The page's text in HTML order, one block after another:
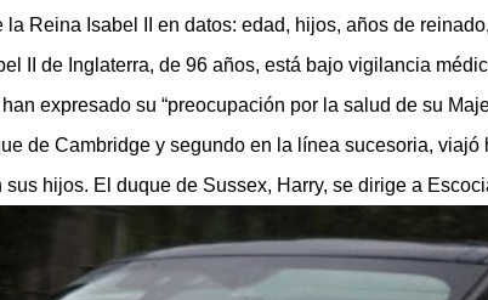
II de Inglaterra, de 96 años, está bajo vigilancia
expresado su “preocupación por la salud de su
de Cambridge y segundo en la línea sucesoria,
sus hijos. El duque de Sussex, Harry, se dirige a